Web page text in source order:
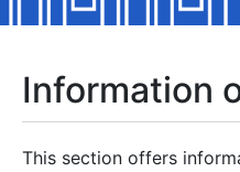
Show/Hide
Information
This section offers